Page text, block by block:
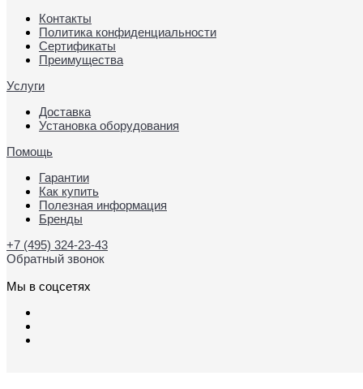
Контакты
Политика конфиденциальности
Сертификаты
Преимущества
Услуги
Доставка
Установка оборудования
Помощь
Гарантии
Как купить
Полезная информация
Бренды
+7 (495) 324-23-43
Обратный звонок
Мы в соцсетях